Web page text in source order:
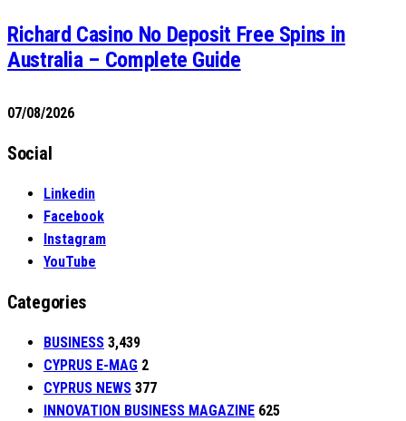
Richard Casino No Deposit Free Spins in
Australia – Complete Guide
07/08/2026
Social
Linkedin
Facebook
Instagram
YouTube
Categories
BUSINESS 3,439
CYPRUS E-MAG 2
CYPRUS NEWS 377
INNOVATION BUSINESS MAGAZINE 625